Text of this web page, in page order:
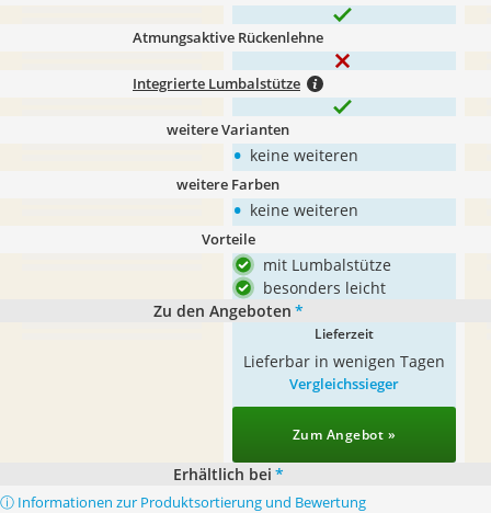
Atmungsaktive Rückenlehne
Integrierte Lumbalstütze
weitere Varianten
• keine weiteren
weitere Farben
• keine weiteren
Vorteile
mit Lumbalstütze
besonders leicht
Zu den Angeboten *
Lieferzeit
Lieferbar in wenigen Tagen
Vergleichssieger
Zum Angebot »
Erhältlich bei *
ⓘ Informationen zur Produktsortierung und Bewertung